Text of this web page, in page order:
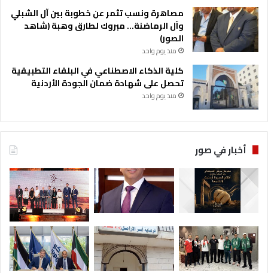
مصاهرة ونسب تثمر عن خطوبة بين آل الشبلي
وآل الرماضنة… مبروك لطارق وهبة (شاهد
الصور)
منذ يوم واحد
كلية الذكاء الاصطناعي في البلقاء التطبيقية
تحصل على شهادة ضمان الجودة الأردنية
منذ يوم واحد
أخبار في صور